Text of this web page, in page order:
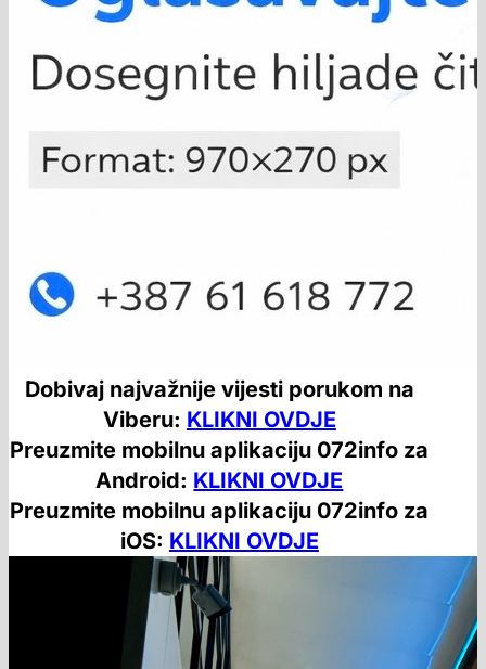
Dobivaj najvažnije vijesti porukom na
Viberu: KLIKNI OVDJE
Preuzmite mobilnu aplikaciju 072info za
Android: KLIKNI OVDJE
Preuzmite mobilnu aplikaciju 072info za
iOS: KLIKNI OVDJE